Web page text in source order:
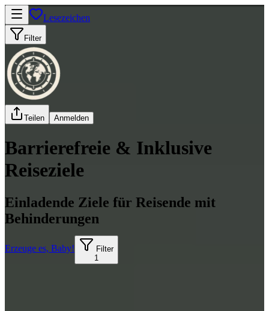
Lesezeichen
Filter
Teilen Anmelden
Barrierefreie & Inklusive
Reiseziele
Einladende Ziele für Reisende mit
Behinderungen
Erzeuge es, Baby!
Filter
1